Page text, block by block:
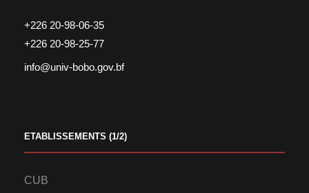
+226 20-98-06-35
+226 20-98-25-77
info@univ-bobo.gov.bf
ETABLISSEMENTS (1/2)
CUB